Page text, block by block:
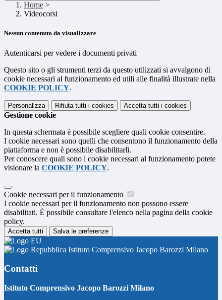
Home >
Videocorsi
Nessun contenuto da visualizzare
Autenticarsi per vedere i documenti privati
Questo sito o gli strumenti terzi da questo utilizzati si avvalgono di
cookie necessari al funzionamento ed utili alle finalità illustrate nella
COOKIE POLICY.
Personalizza Rifiuta tutti i cookies Accetta tutti i cookies
Gestione cookie
In questa schermata è possibile scegliere quali cookie consentire.
I cookie necessari sono quelli che consentono il funzionamento della
piattaforma e non è possibile disabilitarli.
Per conoscere quali sono i cookie necessari al funzionamento potete
visionare la COOKIE POLICY.
Cookie necessari per il funzionamento
I cookie necessari per il funzionamento non possono essere
disabilitati. È possibile consultare l'elenco nella pagina della cookie
policy.
Accetta tutti Salva le preferenze
Istituto Comprensivo Jacopo Barozzi Milano
Contatti
Istituto Comprensivo Jacopo Barozzi Milano